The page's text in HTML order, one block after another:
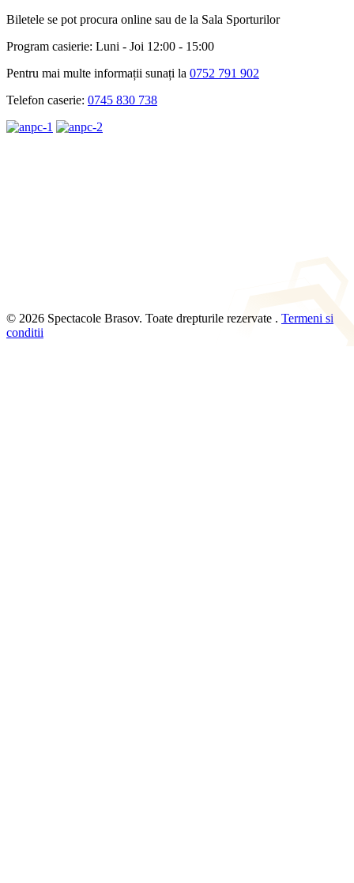
Biletele se pot procura online sau de la Sala Sporturilor
Program casierie: Luni - Joi 12:00 - 15:00
Pentru mai multe informații sunați la 0752 791 902
Telefon caserie: 0745 830 738
© 2026 Spectacole Brasov. Toate drepturile rezervate . Termeni si
conditii